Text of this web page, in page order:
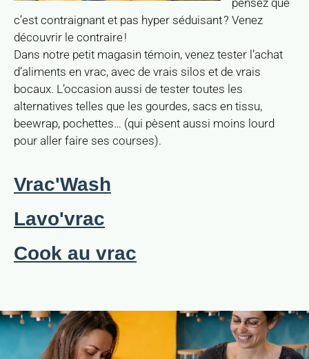
c’est contraignant et pas hyper séduisant ? Venez
découvrir le contraire !
Dans notre petit magasin témoin, venez tester l’achat
d’aliments en vrac, avec de vrais silos et de vrais
bocaux. L’occasion aussi de tester toutes les
alternatives telles que les gourdes, sacs en tissu,
beewrap, pochettes… (qui pèsent aussi moins lourd
pour aller faire ses courses).
Vrac'Wash
Lavo'vrac
Cook au vrac